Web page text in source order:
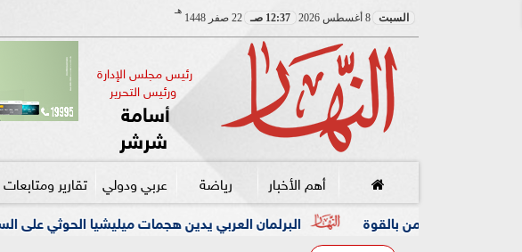
السبت 8 أغسطس 2026 12:37 صـ 22 صفر 1448
هـ
رئيس مجلس الإدارة
ورئيس التحرير
أسامة
شرشر
أهم الأخبار رياضة عربي ودولي تقارير ومتابعات
البرلمان العربي يدين هجمات ميليشيا الحوثي على السعودية واليمن